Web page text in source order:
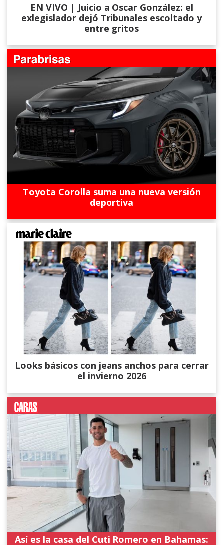
EN VIVO | Juicio a Oscar González: el
exlegislador dejó Tribunales escoltado y
entre gritos
Toyota Corolla suma una nueva versión
deportiva
Looks básicos con jeans anchos para cerrar
el invierno 2026
Así es la casa del Cuti Romero en Bahamas: